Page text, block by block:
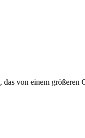
von einem